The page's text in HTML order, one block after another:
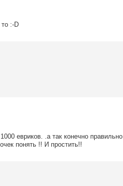
:-D
евриков. .а так конечно
понять !! И простить!!